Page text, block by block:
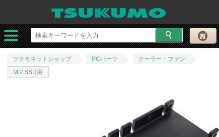
ツクモネットショップ PCパーツ
クーラー・ファン
M.2 SSD用